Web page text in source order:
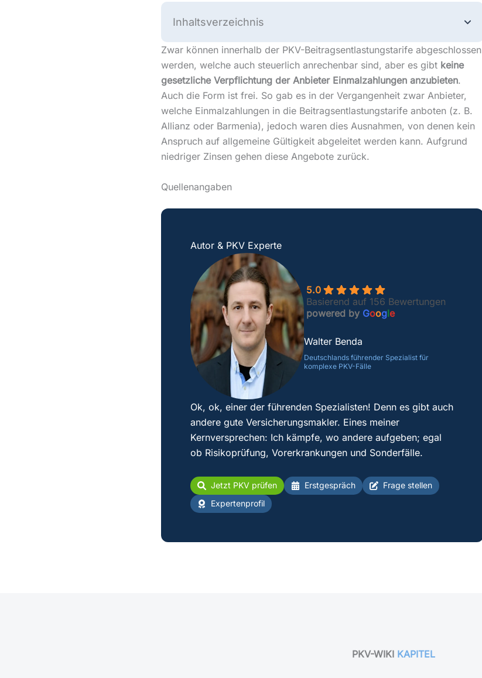
Inhaltsverzeichnis
Zwar können innerhalb der PKV-Beitragsentlastungstarife abgeschlossen
werden, welche auch steuerlich anrechenbar sind, aber es gibt keine
gesetzliche Verpflichtung der Anbieter Einmalzahlungen anzubieten.
Auch die Form ist frei. So gab es in der Vergangenheit zwar Anbieter,
welche Einmalzahlungen in die Beitragsentlastungstarife anboten (z. B.
Allianz oder Barmenia), jedoch waren dies Ausnahmen, von denen kein
Anspruch auf allgemeine Gültigkeit abgeleitet werden kann. Aufgrund
niedriger Zinsen gehen diese Angebote zurück.
Quellenangaben
Autor & PKV Experte
5.0
Basierend auf 156 Bewertungen
powered by Google
Walter Benda
Deutschlands führender Spezialist für
komplexe PKV-Fälle
Ok, ok, einer der führenden Spezialisten! Denn es gibt auch
andere gute Versicherungsmakler. Eines meiner
Kernversprechen: Ich kämpfe, wo andere aufgeben; egal
ob Risikoprüfung, Vorerkrankungen und Sonderfälle.
Jetzt PKV prüfen Erstgespräch
Frage stellen
Expertenprofil
PKV-WIKI KAPITEL